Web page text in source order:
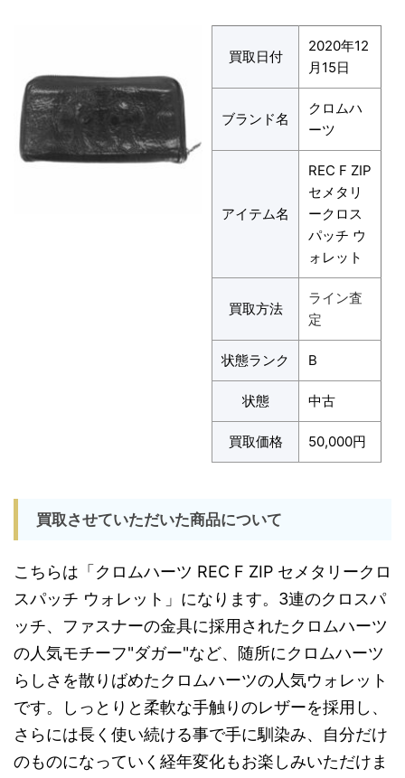
買取日付
2020年12
月15日
ブランド名
クロムハ
ーツ
アイテム名
REC F ZIP
セメタリ
ークロス
パッチ ウ
ォレット
買取方法
ライン査
定
状態ランク B
状態 中古
買取価格 50,000円
買取させていただいた商品について
こちらは「クロムハーツ REC F ZIP セメタリークロ
スパッチ ウォレット」になります。3連のクロスパ
ッチ、ファスナーの金具に採用されたクロムハーツ
の人気モチーフ"ダガー"など、随所にクロムハーツ
らしさを散りばめたクロムハーツの人気ウォレット
です。しっとりと柔軟な手触りのレザーを採用し、
さらには長く使い続ける事で手に馴染み、自分だけ
のものになっていく経年変化もお楽しみいただけま